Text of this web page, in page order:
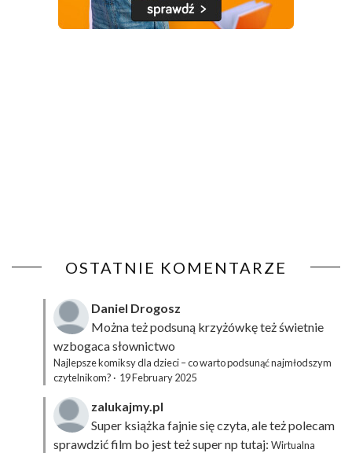
OSTATNIE KOMENTARZE
Daniel Drogosz
Można też podsuną krzyżówkęteż świetnie
wzbogaca słownictwo
Najlepsze komiksy dla dzieci – co warto podsunąć najmłodszym
czytelnikom? · 19 February 2025
zalukajmy.pl
Super książka fajnie się czyta, ale też polecam
sprawdzić film bo jest też super np tutaj: Wirtualna